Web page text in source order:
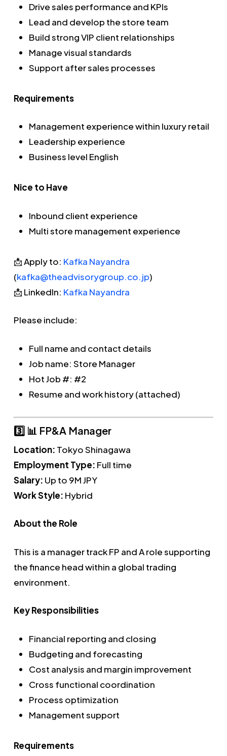
Drive sales performance and KPIs
Lead and develop the store team
Build strong VIP client relationships
Manage visual standards
Support after sales processes
Requirements
Management experience within luxury retail
Leadership experience
Business level English
Nice to Have
Inbound client experience
Multi store management experience
📩 Apply to: Kafka Nayandra
(kafka@theadvisorygroup.co.jp)
📩 LinkedIn: Kafka Nayandra
Please include:
Full name and contact details
Job name: Store Manager
Hot Job #: #2
Resume and work history (attached)
3️⃣ 📊 FP&A Manager
Location: Tokyo Shinagawa
Employment Type: Full time
Salary: Up to 9M JPY
Work Style: Hybrid
About the Role
This is a manager track FP and A role supporting
the finance head within a global trading
environment.
Key Responsibilities
Financial reporting and closing
Budgeting and forecasting
Cost analysis and margin improvement
Cross functional coordination
Process optimization
Management support
Requirements